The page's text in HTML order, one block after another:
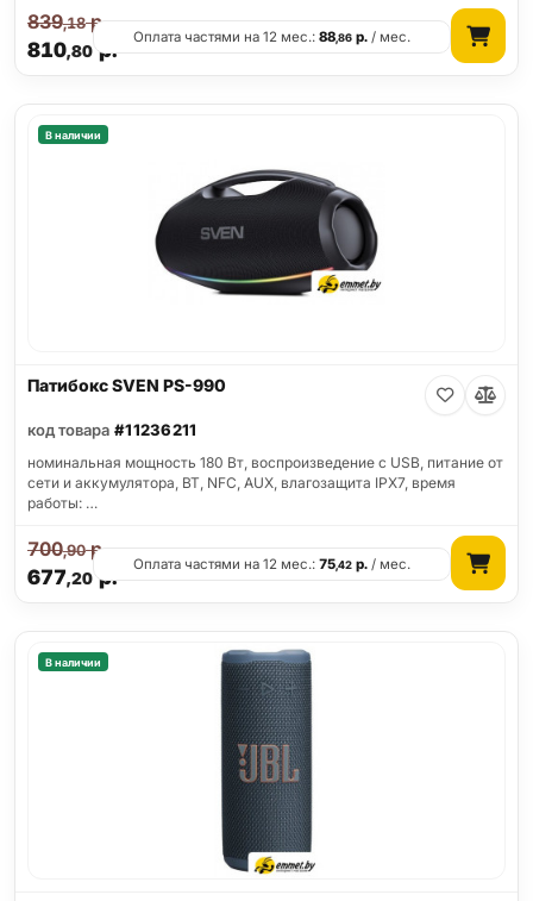
810,80р.
839,18р.
Оплата частями на 12 мес.:88,86 р. / мес.
В наличии
Патибокс SVEN PS-990
код товара #11236211
номинальная мощность 180 Вт, воспроизведение с USB, питание от
сети и аккумулятора, BT, NFC, AUX, влагозащита IPX7, время
работы: …
677,20р.
700,90р.
Оплата частями на 12 мес.:75,42 р. / мес.
В наличии